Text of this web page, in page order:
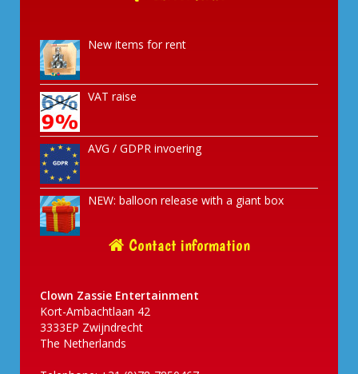
New items for rent
VAT raise
AVG / GDPR invoering
NEW: balloon release with a giant box
Contact information
Clown Zassie Entertainment
Kort-Ambachtlaan 42
3333EP Zwijndrecht
The Netherlands